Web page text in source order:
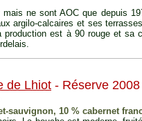
ne sont AOC que depuis
argilo-calcaires et ses
production est à 90 rouge et sa
de Lhiot - Réserve 2008
sauvignon, 10 % cabernet